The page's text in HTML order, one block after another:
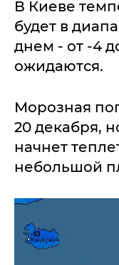
В Киеве
будет в
днем - от -4
ожидаются.
Морозная
20 декабря,
начнет
небольшой